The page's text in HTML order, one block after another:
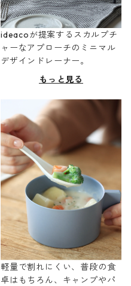
ideacoが提案するスカルプチ
ャーなアプローチのミニマル
デザインドレーナー。
もっと見る
軽量で割れにくい、普段の食
卓はもちろん、キャンプやパ